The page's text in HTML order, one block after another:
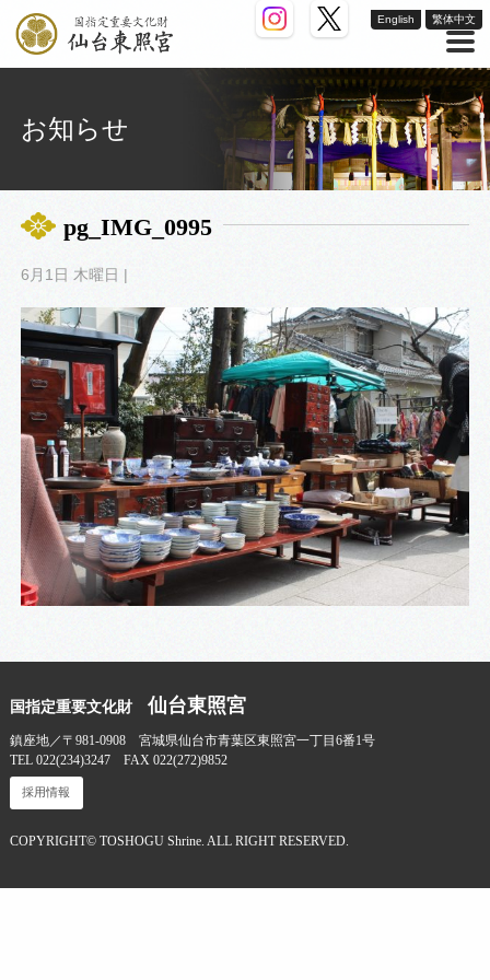
English 繁体中文
お知らせ
pg_IMG_0995
6月1日 木曜日 |
国指定重要文化財 仙台東照宮
鎮座地／〒981-0908 宮城県仙台市青葉区東照宮一丁目6番1号
TEL 022(234)3247 FAX 022(272)9852
採用情報
COPYRIGHT© TOSHOGU Shrine. ALL RIGHT RESERVED.